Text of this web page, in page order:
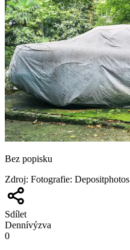
Bez popisku
Zdroj: Fotografie: Depositphotos
Sdílet
Dennívýzva
0